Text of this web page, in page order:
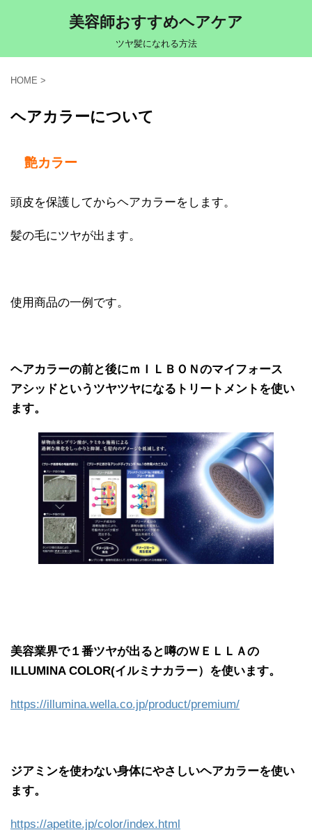
美容師おすすめヘアケア
ツヤ髪になれる方法
HOME >
ヘアカラーについて
艶カラー
頭皮を保護してからヘアカラーをします。
髪の毛にツヤが出ます。
使用商品の一例です。
ヘアカラーの前と後にｍＩＬＢＯＮのマイフォース
アシッドというツヤツヤになるトリートメントを使い
ます。
美容業界で１番ツヤが出ると噂のＷＥＬＬＡの
ILLUMINA COLOR(イルミナカラー）を使います。
https://illumina.wella.co.jp/product/premium/
ジアミンを使わない身体にやさしいヘアカラーを使い
ます。
https://apetite.jp/color/index.html